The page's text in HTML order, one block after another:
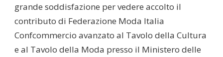
grande soddisfazione per vedere accolto il
contributo di Federazione Moda Italia
Confcommercio avanzato al Tavolo della Cultura
e al Tavolo della Moda presso il Ministero delle